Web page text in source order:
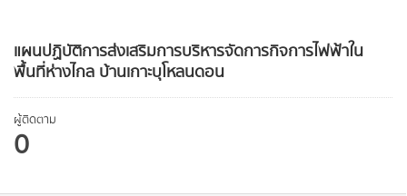
แผนปฏิบัติการส่งเสริมการบริหารจัดการกิจการไฟฟ้าใน
พื้นที่ห่างไกล บ้านเกาะบุโหลนดอน
ผู้ติดตาม
0